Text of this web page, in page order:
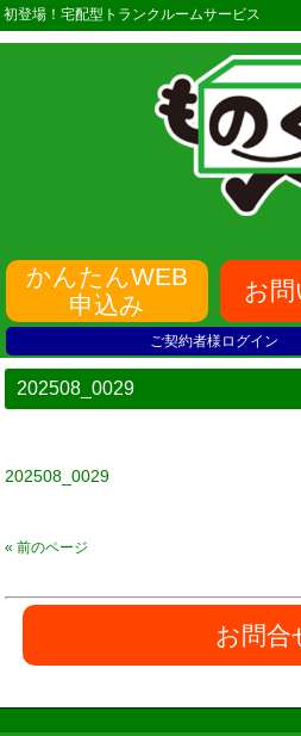
初登場！宅配型トランクルームサービス
かんたんWEB
申込み
お
ご契約者様ログイン
202508_0029
202508_0029
« 前のページ
お問合